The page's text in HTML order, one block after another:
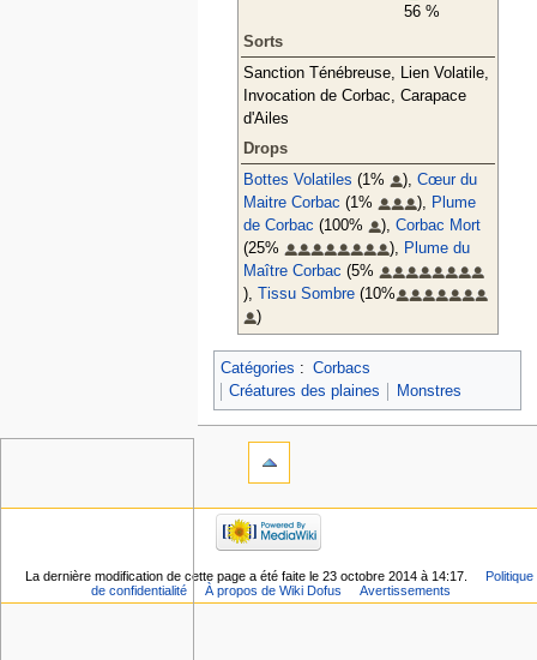
56 %
Sorts
Sanction Ténébreuse, Lien Volatile,
Invocation de Corbac, Carapace
d'Ailes
Drops
Bottes Volatiles (1% ), Cœur du
Maitre Corbac (1% ), Plume
de Corbac (100% ), Corbac Mort
(25%
), Plume du
Maître Corbac (5%
),
Tissu Sombre(10%
)
Catégories : Corbacs
Créatures des plaines
Monstres
La dernière modification de cette page a été faite le 23 octobre 2014 à 14:17.
Politique
de confidentialité
À propos de Wiki Dofus Avertissements